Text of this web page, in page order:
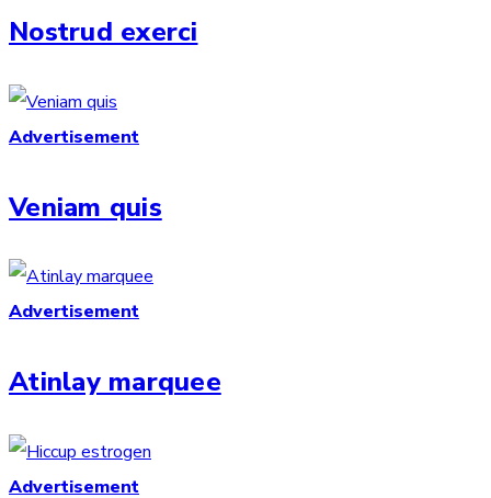
Nostrud exerci
Advertisement
Veniam quis
Advertisement
Atinlay marquee
Advertisement